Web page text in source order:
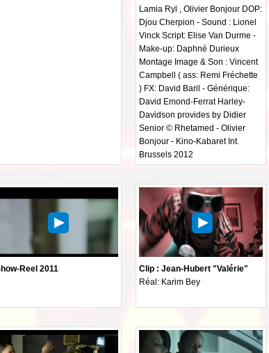
Lamia Ryl , Olivier Bonjour DOP:
Djou Cherpion - Sound : Lionel
Vinck Script: Elise Van Durme -
Make-up: Daphné Durieux
Montage Image & Son : Vincent
Campbell ( ass: Remi Fréchette
) FX: David Baril - Générique:
David Emond-Ferrat Harley-
Davidson provides by Didier
Senior © Rhetamed - Olivier
Bonjour - Kino-Kabaret Int.
Brussels 2012
Reel 2011
Clip : Jean-Hubert "Valérie"
Réal: Karim Bey